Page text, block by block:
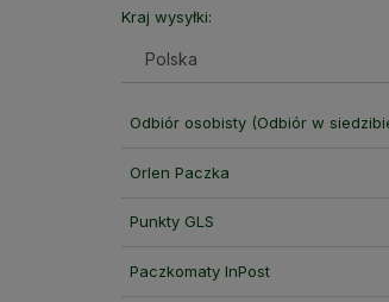
Kraj wysyłki:
Odbiór osobisty(Odbiór w
Orlen Paczka
Punkty GLS
Paczkomaty InPost